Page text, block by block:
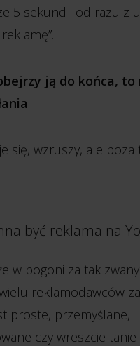
5 sekund i od razu z
ją do końca, to
się, wzruszy, ale
być reklama na
w pogoni za tak
reklamodawców
proste, przemyślane,
czy wreszcie tanie